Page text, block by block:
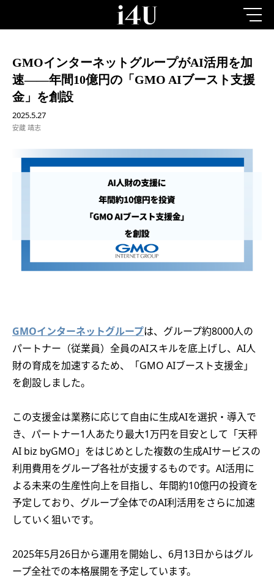
GMOインターネットグループがAI活用を加
速——年間10億円の「GMO AIブースト支援
金」を創設
2025.5.27
安蔵 靖志
GMOインターネットグループは、グループ約8000人の
パートナー（従業員）全員のAIスキルを底上げし、AI人
財の育成を加速するため、「GMO AIブースト支援金」
を創設しました。
この支援金は業務に応じて自由に生成AIを選択・導入で
き、パートナー1人あたり最大1万円を目安として「天秤
AI biz byGMO」をはじめとした複数の生成AIサービスの
利用費用をグループ各社が支援するものです。AI活用に
よる未来の生産性向上を目指し、年間約10億円の投資を
予定しており、グループ全体でのAI利活用をさらに加速
していく狙いです。
2025年5月26日から運用を開始し、6月13日からはグル
ープ全社での本格展開を予定しています。